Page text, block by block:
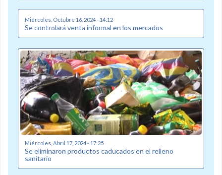
Miércoles, Octubre 16, 2024 - 14:12
Se controlará venta informal en los mercados
Miércoles, Abril 17, 2024 - 17:25
Se eliminaron productos caducados en el relleno
sanitario